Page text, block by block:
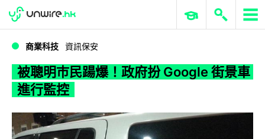
WWDC 2026 ERP 與商業 AI
商業科技 資訊保安
被聰明巿民踼爆！政府扮 Google 街景車
進行監控